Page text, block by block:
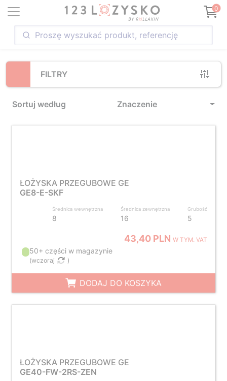
0
FILTRY
Sortuj według Znaczenie
Loading...
ŁOŻYSKA PRZEGUBOWE GE
GE8-E-SKF
Średnica wewnętrzna
8
Średnica zewnętrzna
16
Grubość
5
43,40 PLNW TYM. VAT
50+ części w magazynie
(wczoraj )
DODAJ DO KOSZYKA
ŁOŻYSKA PRZEGUBOWE GE
GE40-FW-2RS-ZEN